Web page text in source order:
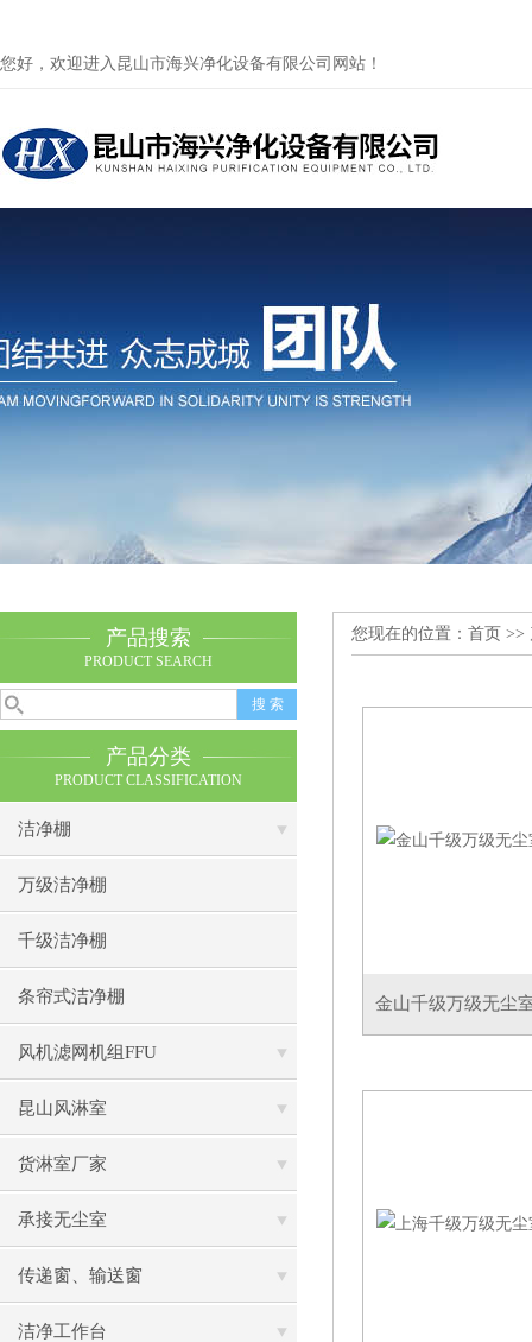
您好，欢迎进入昆山市海兴净化设备有限公司网站！
产品搜索
PRODUCT SEARCH
产品分类
PRODUCT CLASSIFICATION
洁净棚
万级洁净棚
千级洁净棚
条帘式洁净棚
风机滤网机组FFU
昆山风淋室
货淋室厂家
承接无尘室
传递窗、输送窗
洁净工作台
您现在的位置： 首页 >>
金山千级万级无尘